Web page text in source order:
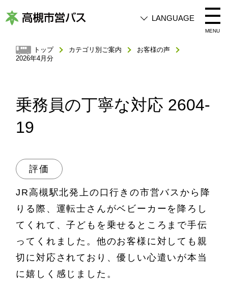
槻
ス
LANGUAGE
MENU
トップ カテゴリ別ご案内
お客様の声
2026年4月分
乗務員の丁寧な対応 2604-
19
評価
JR高槻駅北発上の口行きの市営バスから降
りる際、運転士さんがベビーカーを降ろし
てくれて、子どもを乗せるところまで手伝
ってくれました。他のお客様に対しても親
切に対応されており、優しい心遣いが本当
に嬉しく感じました。